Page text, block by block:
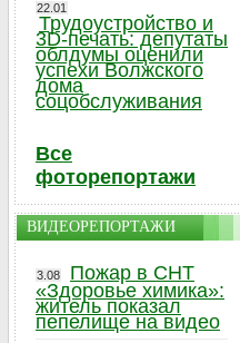
22.01
Трудоустройство и
3D-печать: депутаты
облдумы оценили
успехи Волжского
дома
соцобслуживания
Все
фоторепортажи
ВИДЕОРЕПОРТАЖИ
3.08
Пожар в СНТ
«Здоровье химика»:
житель показал
пепелище на видео